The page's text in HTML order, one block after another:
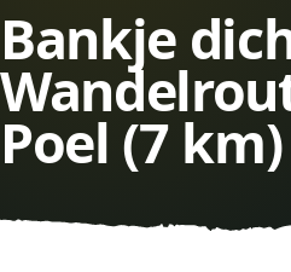
Bankje
Poel (7 km)